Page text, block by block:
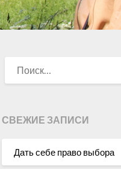
СВЕЖИЕ ЗАПИСИ
Дать себе право выбора